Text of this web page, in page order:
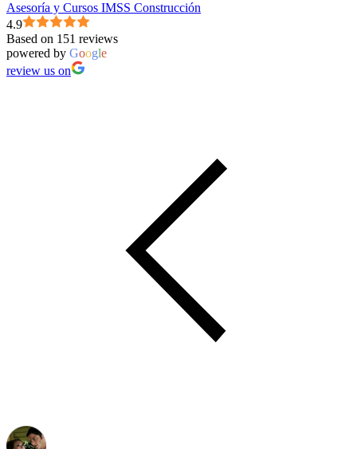
Asesoría y Cursos IMSS Construcción
4.9
Based on 151 reviews
powered by Google
review us on